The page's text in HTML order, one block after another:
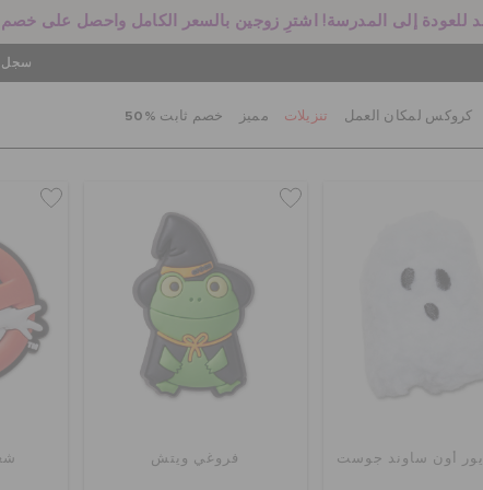
للعودة إلى المدرسة! اشترِ زوجين بالسعر الكامل واحصل على خصم 25%
سجل
كروكس لمكان العمل تنزيلات مميز خصم ثابت %50
يور أون ساوند جوست فروغي ويتش